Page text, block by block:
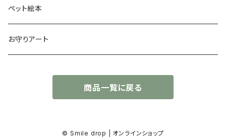
太陽礼拝
ペット絵本
お守りアート
商品一覧に戻る
© Smile drop | オンラインショップ